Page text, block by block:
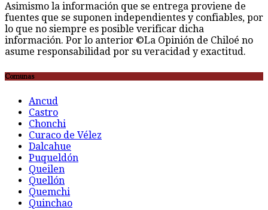
Asimismo la información que se entrega proviene de
fuentes que se suponen independientes y confiables, por
lo que no siempre es posible verificar dicha
información. Por lo anterior ©La Opinión de Chiloé no
asume responsabilidad por su veracidad y exactitud.
Comunas
Ancud
Castro
Chonchi
Curaco de Vélez
Dalcahue
Puqueldón
Queilen
Quellón
Quemchi
Quinchao